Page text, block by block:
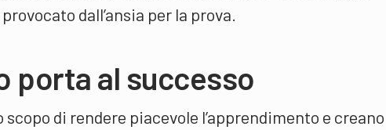
dall’ansia per la prova.
porta al successo
di rendere piacevole l’apprendimento e creano